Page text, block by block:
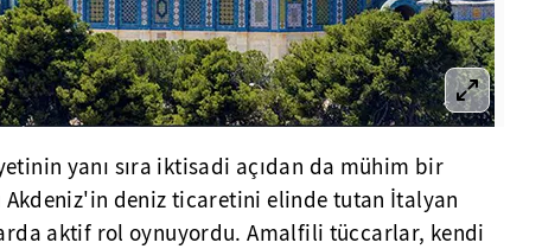
yanı sıra iktisadi açıdan da mühim bir
Akdeniz'in deniz ticaretini elinde tutan İtalyan
aktif rol oynuyordu. Amalfili tüccarlar, kendi